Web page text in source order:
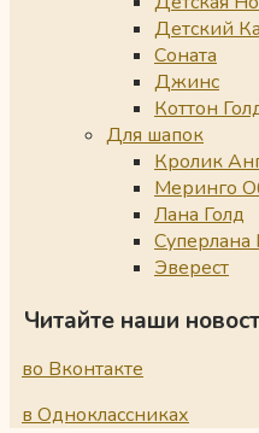
Детский
Соната
Джинс
Коттон
Для шапок
Кролик
Меринго
Лана Голд
Суперлана
Эверест
Читайте наши
во Вконтакте
в Одноклассниках